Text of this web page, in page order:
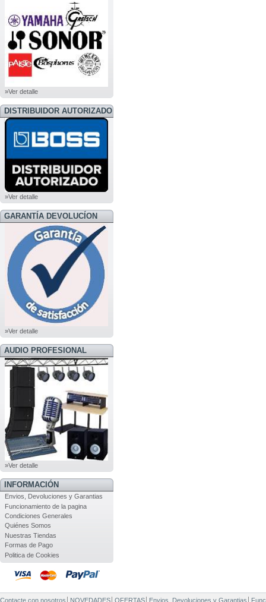
»Ver detalle
DISTRIBUIDOR AUTORIZADO
BOSS
»Ver detalle
GARANTÍA DEVOLUCÍON
»Ver detalle
AUDIO PROFESIONAL
»Ver detalle
INFORMACIÓN
Envios, Devoluciones y Garantias
Funcionamiento de la pagina
Condiciones Generales
Quiénes Somos
Nuestras Tiendas
Formas de Pago
Politica de Cookies
Contacte con nosotros NOVEDADES OFERTAS Envios, Devoluciones y Garantias